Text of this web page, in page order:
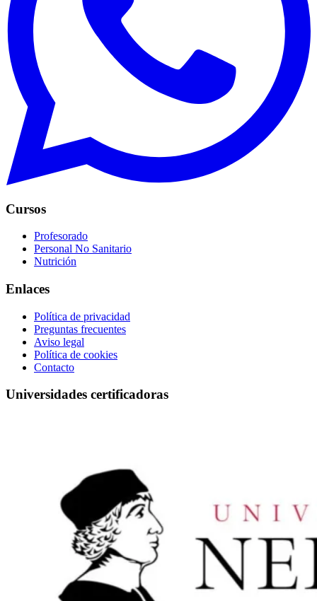
Cursos
Profesorado
Personal No Sanitario
Nutrición
Enlaces
Política de privacidad
Preguntas frecuentes
Aviso legal
Política de cookies
Contacto
Universidades certificadoras